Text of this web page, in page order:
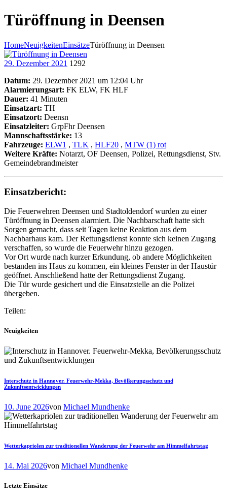
Türöffnung in Deensen
HomeNeuigkeitenEinsätzeTüröffnung in Deensen
29. Dezember 2021 1292
Datum: 29. Dezember 2021 um 12:04 Uhr
Alarmierungsart: FK ELW, FK HLF
Dauer: 41 Minuten
Einsatzart: TH
Einsatzort: Deensn
Einsatzleiter: GrpFhr Deensen
Mannschaftsstärke: 13
Fahrzeuge: ELW1 , TLK , HLF20 , MTW (1) rot
Weitere Kräfte: Notarzt, OF Deensen, Polizei, Rettungsdienst, Stv.
Gemeindebrandmeister
Einsatzbericht:
Die Feuerwehren Deensen und Stadtoldendorf wurden zu einer
Türöffnung in Deensen alarmiert. Die Nachbarschaft hatte sich
Sorgen gemacht, dass seit Tagen keine Reaktion aus dem
Nachbarhaus kam. Der Rettungsdienst konnte sich keinen Zugang
verschaffen, so wurde die Feuerwehr hinzu gezogen.
Vor Ort wurde nach kurzer Erkundung, ob andere Möglichkeiten
bestanden ins Haus zu kommen, ein kleines Fenster in der Haustür
geöffnet. Anschließend hatte der Rettungsdienst Zugang.
Die Tür wurde gesichert und die Einsatzstelle an die Polizei
übergeben.
Teilen:
Neuigkeiten
Interschutz in Hannover. Feuerwehr-Mekka, Bevölkerungsschutz und
Zukunftsentwicklungen
10. June 2026von Michael Mundhenke
Wetterkapriolen zur traditionellen Wanderung der Feuerwehr am Himmelfahrtstag
14. Mai 2026von Michael Mundhenke
Letzte Einsätze